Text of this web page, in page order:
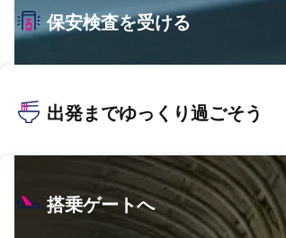
保安検査を受ける
出発までゆっくり過ごそう
搭乗ゲートへ